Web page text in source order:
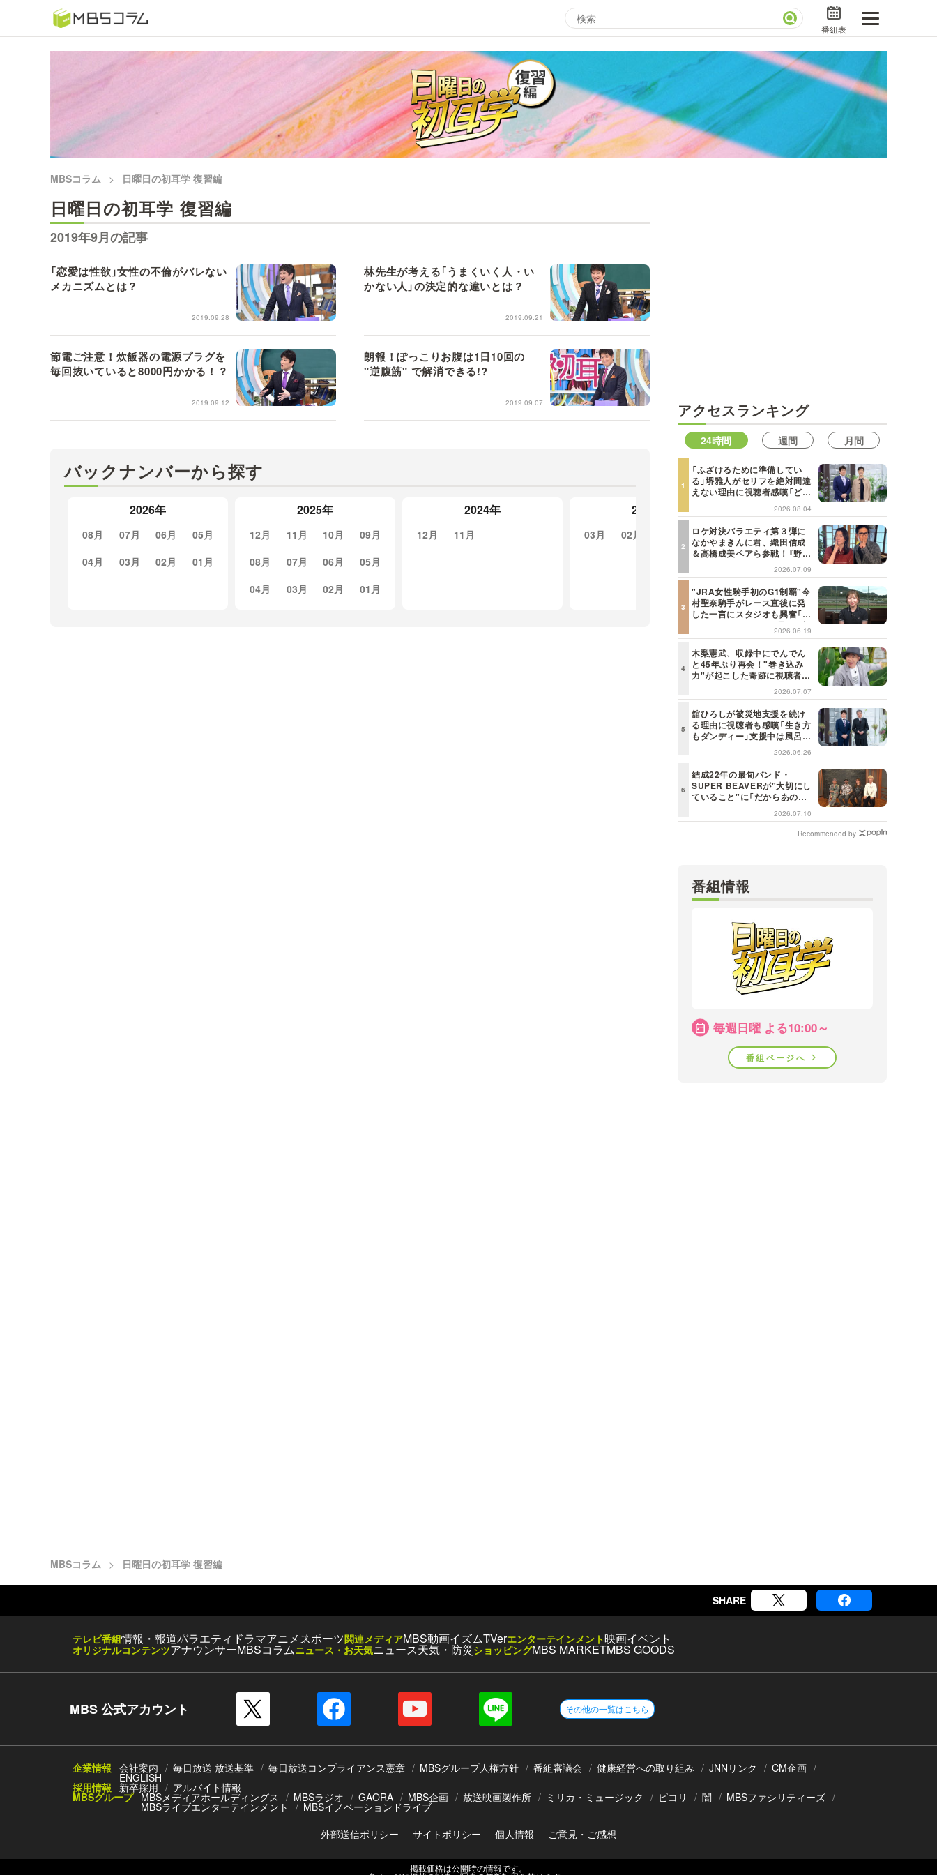
番組表
番組コラムから探す
日曜日の初耳学 復習編 エンタメMBS 3分で読める！『ザ・リーダー』たちの泣き笑い
もう一度楽しむプレバト サタプラ ～気になる情報をちょこっとプラス～ 所さんお届けモノです！の気になるトコロ
推しといつまでも 月曜の蛙、大海を知る。
マニアックでメカニカルそしてＭＢＳ的なＭなスポー
何が起こるかホンマにわからん！？「ごぶごぶ」のトリ
セツ
5分で読める！教えてもらう前と後
MBSコラム 日曜日の初耳学 復習編
日曜日の初耳学 復習編
2019年9月の記事
「恋愛は性欲」女性の不倫がバレない
メカニズムとは？
2019.09.28
林先生が考える「うまくいく人・い
かない人」の決定的な違いとは？
2019.09.21
節電ご注意！炊飯器の電源プラグを
毎回抜いていると8000円かかる！？
2019.09.12
朗報！ぽっこりお腹は1日10回の
"逆腹筋" で解消できる!?
2019.09.07
バックナンバーから探す
2026年
08月 07月 06月
05月
04月
03月 02月 01月
2025年
12月 11月 10月
09月
08月
07月 06月
05月
04月
03月 02月 01月
2024年
12月 11月
2023年
03月 02月
2022年
12月 11月 10月
09月
08月
07月 06月
05月
04月
03月 02月 01月
アクセスランキング
24時間 週間 月間
「ふざけるために準備してい
る」堺雅人がセリフを絶対間違
えない理由に視聴者感嘆「どん
な仕事にも当てはまる」【日曜
日の初耳学】
2026.08.04
ロケ対決バラエティ第３弾に
なかやまきんに君、織田信成
＆高橋成美ペアら参戦！『野々
村友紀子を黙らせろ！』１２日
（日）昼に放送！
2026.07.09
"JRA女性騎手初のG1制覇"今
村聖奈騎手がレース直後に発
した一言にスタジオも興奮「こ
れはしびれる！」＜日曜日の初
耳学＞
2026.06.19
木梨憲武、収録中にでんでん
と45年ぶり再会！"巻き込み
力"が起こした奇跡に視聴者も
よね！」＜日曜日の初耳学＞
2026.07.07
舘ひろしが被災地支援を続け
る理由に視聴者も感嘆「生き方
もダンディー」支援中は風呂に
も入らず寝袋で寝泊まり【日曜
日の初耳学】
2026.06.26
結成22年の最旬バンド・
SUPER BEAVERが"大切にし
ていること"に「だからあの歌
詞が届けられるんだ」共感の声
＜日曜日の初耳学＞ 2026.07.10
Recommended by
番組情報
毎週日曜 よる10:00～
番組ページへ
MBSコラム 日曜日の初耳学 復習編
SHARE
テレビ番組情報・報道バラエティ ドラマアニメスポーツ関連メディアMBS動画イズムTVerエンターテインメント映画イベント
オリジナルコンテンツアナウンサーMBSコラムニュース・お天気ニュース天気・防災 ショッピングMBS MARKETMBS GOODS
MBS 公式アカウント その他の一覧はこちら
企業情報 会社案内 毎日放送 放送基準 毎日放送コンプライアンス憲章 MBSグループ人権方針 番組審議会 健康経営への取り組み JNNリンク CM企画
ENGLISH
採用情報 新卒採用 アルバイト情報
MBSグループ MBSメディアホールディングス MBSラジオ GAORA MBS企画 放送映画製作所 ミリカ・ミュージック ピコリ 闇 MBSファシリティーズ
MBSライブエンターテインメント
MBSイノベーションドライブ
外部送信ポリシー
サイトポリシー 個人情報 ご意見・ご感想
掲載価格は公開時の情報です。